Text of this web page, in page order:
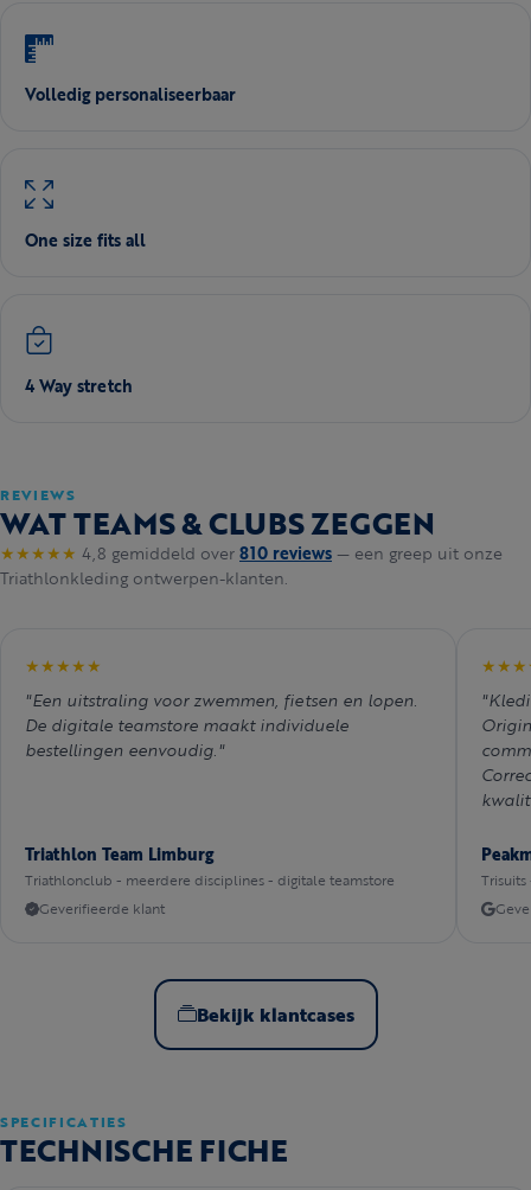
Volledig personaliseerbaar
One size fits all
4 Way stretch
REVIEWS
WAT TEAMS & CLUBS ZEGGEN
★★★★★ 4,8 gemiddeld over810 reviews— een greep uit onze
Triathlonkleding ontwerpen-klanten.
★★★★★
"Een uitstraling voor zwemmen, fietsen en lopen.
De digitale teamstore maakt individuele
bestellingen eenvoudig."
Triathlon Team Limburg
Triathlonclub - meerdere disciplines - digitale teamstore
Geverifieerde klant
Bekijk klantcases
SPECIFICATIES
TECHNISCHE FICHE